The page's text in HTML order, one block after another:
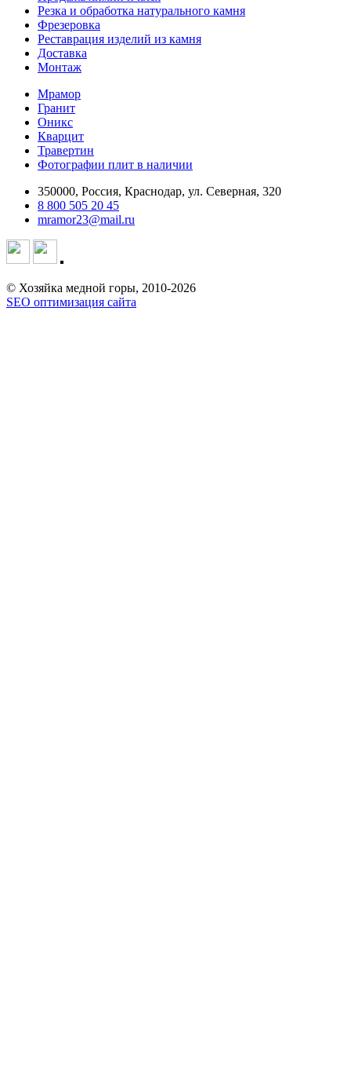
Резка и обработка натурального камня
Фрезеровка
Реставрация изделий из камня
Доставка
Монтаж
Мрамор
Гранит
Оникс
Кварцит
Травертин
Фотографии плит в наличии
350000, Россия, Краснодар, ул. Северная, 320
8 800 505 20 45
mramor23@mail.ru
© Хозяйка медной горы, 2010-2026
SEO оптимизация сайта